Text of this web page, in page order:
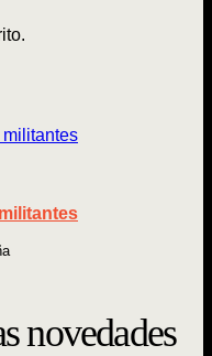
novedades